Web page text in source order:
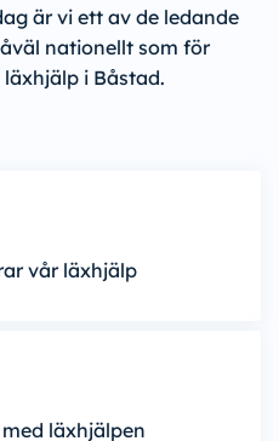
är vi ett av de ledande
nationellt som för
i Båstad.
vår läxhjälp
läxhjälpen